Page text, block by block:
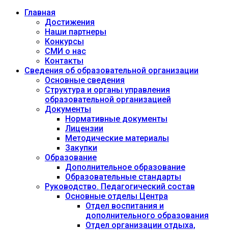
Главная
Достижения
Наши партнеры
Конкурсы
СМИ о нас
Контакты
Сведения об образовательной организации
Основные сведения
Структура и органы управления
образовательной организацией
Документы
Нормативные документы
Лицензии
Методические материалы
Закупки
Образование
Дополнительное образование
Образовательные стандарты
Руководство. Педагогический состав
Основные отделы Центра
Отдел воспитания и
дополнительного образования
Отдел организации отдыха,